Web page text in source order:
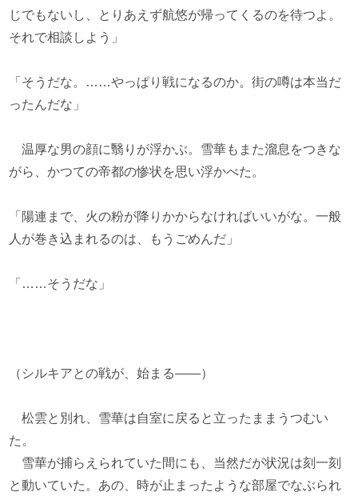
じでもないし、とりあえず航悠が帰ってくるのを待つよ。
それで相談しよう」
「そうだな。……やっぱり戦になるのか。街の噂は本当だ
ったんだな」
温厚な男の顔に翳りが浮かぶ。雪華もまた溜息をつきな
がら、かつての帝都の惨状を思い浮かべた。
「陽連まで、火の粉が降りかからなければいいがな。一般
人が巻き込まれるのは、もうごめんだ」
「……そうだな」
（シルキアとの戦が、始まる――）
松雲と別れ、雪華は自室に戻ると立ったままうつむい
た。
雪華が捕らえられていた間にも、当然だが状況は刻一刻
と動いていた。あの、時が止まったような部屋でなぶられ